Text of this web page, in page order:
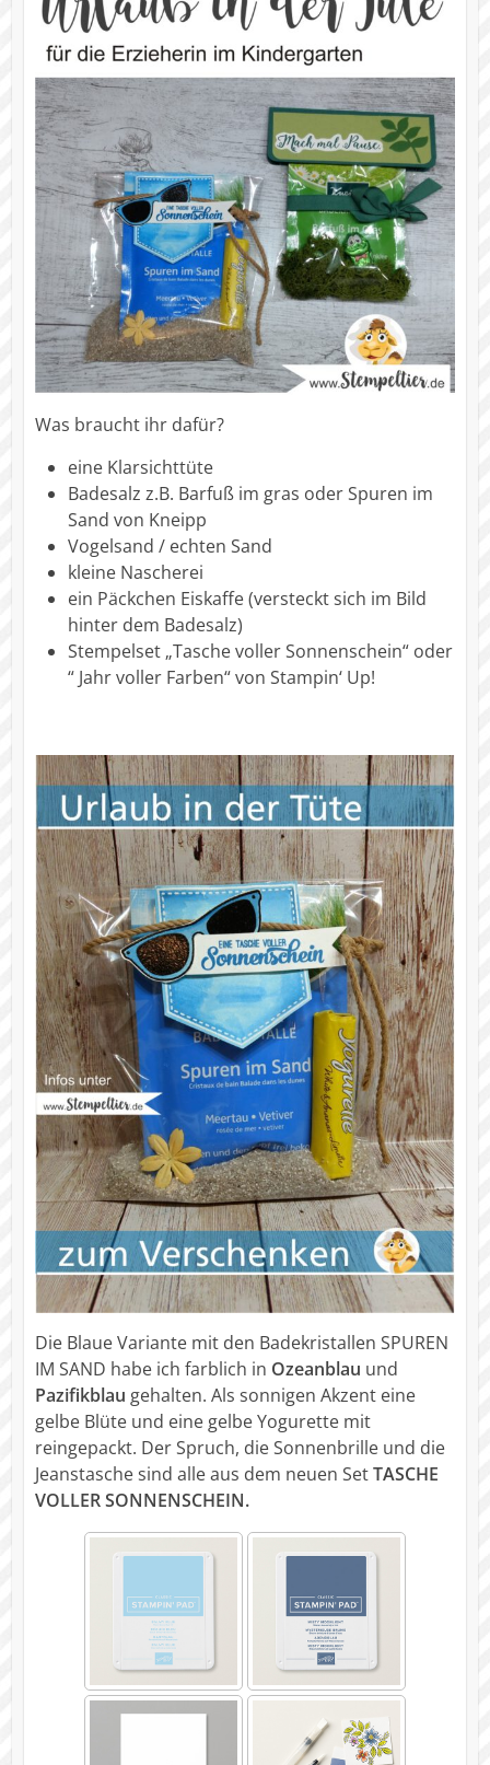
Was braucht ihr dafür?
eine Klarsichttüte
Badesalz z.B. Barfuß im gras oder Spuren im
Sand von Kneipp
Vogelsand / echten Sand
kleine Nascherei
ein Päckchen Eiskaffe (versteckt sich im Bild
hinter dem Badesalz)
Stempelset „Tasche voller Sonnenschein“ oder
“ Jahr voller Farben“ von Stampin‘ Up!
Die Blaue Variante mit den Badekristallen SPUREN
IM SAND habe ich farblich in Ozeanblau und
Pazifikblau gehalten. Als sonnigen Akzent eine
gelbe Blüte und eine gelbe Yogurette mit
reingepackt. Der Spruch, die Sonnenbrille und die
Jeanstasche sind alle aus dem neuen SetTASCHE
VOLLER SONNENSCHEIN.